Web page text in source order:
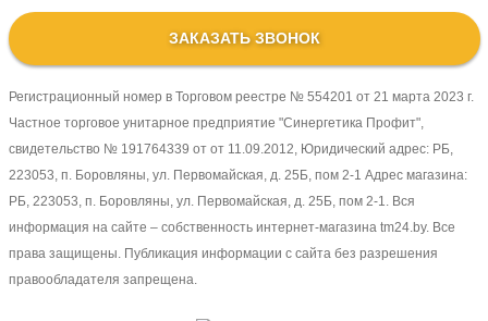
ЗАКАЗАТЬ ЗВОНОК
Регистрационный номер в Торговом реестре № 554201 от 21 марта 2023 г.
Частное торговое унитарное предприятие "Синергетика Профит",
свидетельство № 191764339 от от 11.09.2012, Юридический адрес: РБ,
223053, п. Боровляны, ул. Первомайская, д. 25Б, пом 2-1 Адрес магазина:
РБ, 223053, п. Боровляны, ул. Первомайская, д. 25Б, пом 2-1. Вся
информация на сайте – собственность интернет-магазина tm24.by. Все
права защищены. Публикация информации с сайта без разрешения
правообладателя запрещена.